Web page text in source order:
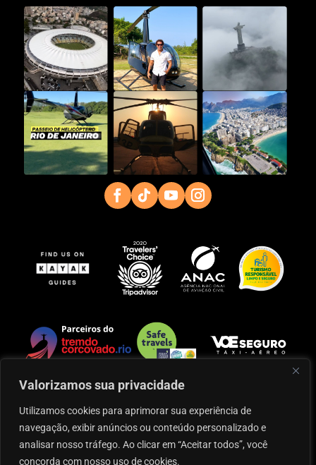
Valorizamos sua privacidade
Utilizamos cookies para aprimorar sua experiência de
navegação, exibir anúncios ou conteúdo personalizado e
analisar nosso tráfego. Ao clicar em “Aceitar todos”, você
concorda com nosso uso de cookies.